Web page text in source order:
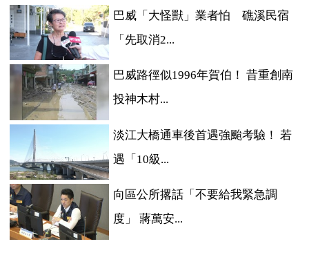
巴威「大怪獸」業者怕 礁溪民宿
「先取消2...
巴威路徑似1996年賀伯！ 昔重創南
投神木村...
淡江大橋通車後首遇強颱考驗！ 若
遇「10級...
向區公所撂話「不要給我緊急調
度」 蔣萬安...